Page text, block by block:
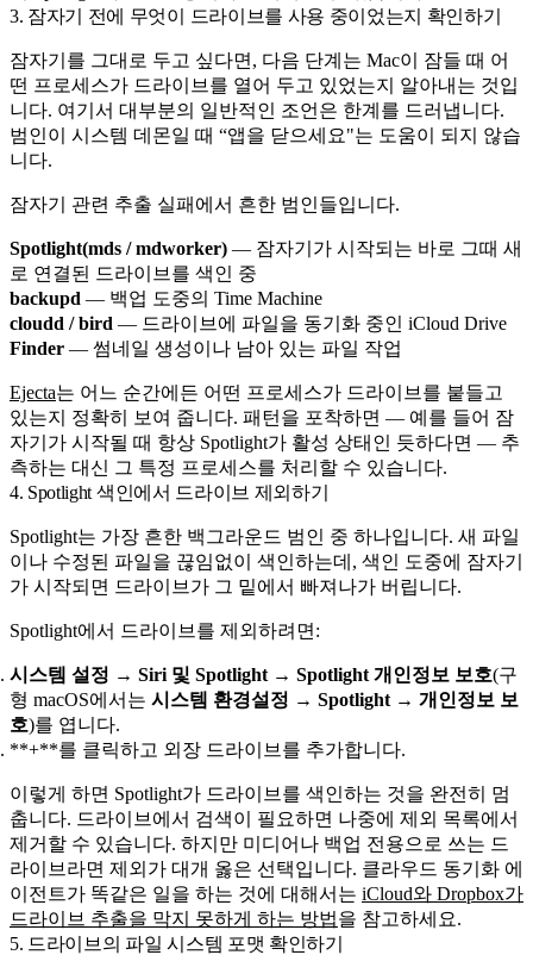
3. 잠자기 전에 무엇이 드라이브를 사용 중이었는지 확인하기
잠자기를 그대로 두고 싶다면, 다음 단계는 Mac이 잠들 때 어
떤 프로세스가 드라이브를 열어 두고 있었는지 알아내는 것입
니다. 여기서 대부분의 일반적인 조언은 한계를 드러냅니다.
범인이 시스템 데몬일 때 “앱을 닫으세요"는 도움이 되지 않습
니다.
잠자기 관련 추출 실패에서 흔한 범인들입니다.
Spotlight(mds / mdworker) — 잠자기가 시작되는 바로 그때 새
로 연결된 드라이브를 색인 중
backupd — 백업 도중의 Time Machine
cloudd / bird — 드라이브에 파일을 동기화 중인 iCloud Drive
Finder — 썸네일 생성이나 남아 있는 파일 작업
Ejecta는 어느 순간에든 어떤 프로세스가 드라이브를 붙들고
있는지 정확히 보여 줍니다. 패턴을 포착하면 — 예를 들어 잠
자기가 시작될 때 항상 Spotlight가 활성 상태인 듯하다면 — 추
측하는 대신 그 특정 프로세스를 처리할 수 있습니다.
4. Spotlight 색인에서 드라이브 제외하기
Spotlight는 가장 흔한 백그라운드 범인 중 하나입니다. 새 파일
이나 수정된 파일을 끊임없이 색인하는데, 색인 도중에 잠자기
가 시작되면 드라이브가 그 밑에서 빠져나가 버립니다.
Spotlight에서 드라이브를 제외하려면:
시스템 설정 → Siri 및 Spotlight → Spotlight 개인정보 보호(구
형 macOS에서는 시스템 환경설정 → Spotlight → 개인정보 보
호)를 엽니다.
**+**를 클릭하고 외장 드라이브를 추가합니다.
이렇게 하면 Spotlight가 드라이브를 색인하는 것을 완전히 멈
춥니다. 드라이브에서 검색이 필요하면 나중에 제외 목록에서
제거할 수 있습니다. 하지만 미디어나 백업 전용으로 쓰는 드
라이브라면 제외가 대개 옳은 선택입니다. 클라우드 동기화 에
이전트가 똑같은 일을 하는 것에 대해서는 iCloud와 Dropbox가
드라이브 추출을 막지 못하게 하는 방법을 참고하세요.
5. 드라이브의 파일 시스템 포맷 확인하기